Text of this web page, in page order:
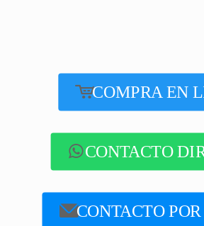
COMPRA EN
CONTACTO
CONTACTO